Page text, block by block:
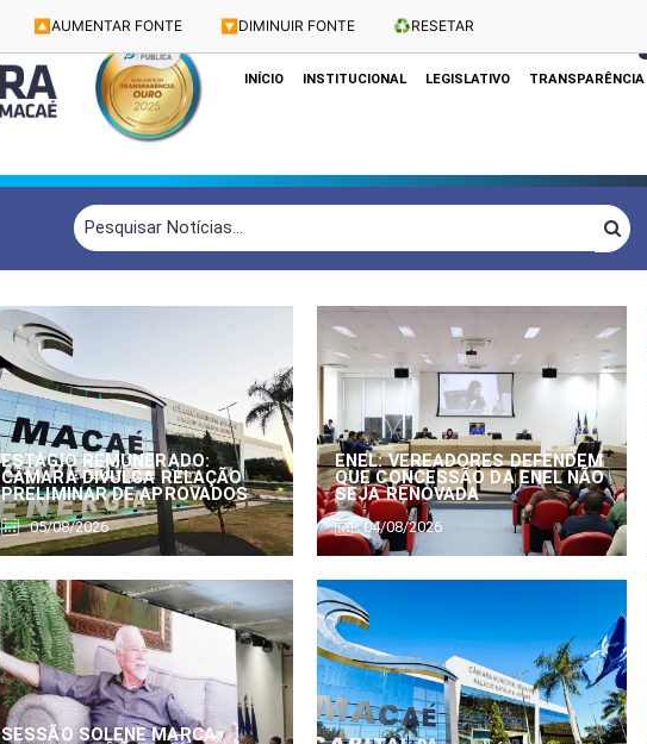
🔼 AUMENTAR FONTE 🔽 DIMINUIR FONTE ♻️RESETAR
Dias e Horários das Sessões: Terças e Quartas às 10h
INÍCIO INSTITUCIONAL LEGISLATIVO TRANSPARÊNCIA
ESTÁGIO REMUNERADO:
CÂMARA DIVULGA RELAÇÃO
PRELIMINAR DE APROVADOS
05/08/2026
ENEL: VEREADORES DEFENDEM
QUE CONCESSÃO DA ENEL NÃO
SEJA RENOVADA
04/08/2026
SESSÃO SOLENE MARCA